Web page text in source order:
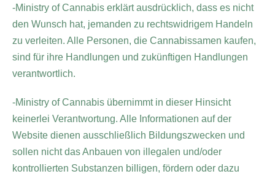
-Ministry of Cannabis erklärt ausdrücklich, dass es nicht
den Wunsch hat, jemanden zu rechtswidrigem Handeln
zu verleiten. Alle Personen, die Cannabissamen kaufen,
sind für ihre Handlungen und zukünftigen Handlungen
verantwortlich.
-Ministry of Cannabis übernimmt in dieser Hinsicht
keinerlei Verantwortung. Alle Informationen auf der
Website dienen ausschließlich Bildungszwecken und
sollen nicht das Anbauen von illegalen und/oder
kontrollierten Substanzen billigen, fördern oder dazu